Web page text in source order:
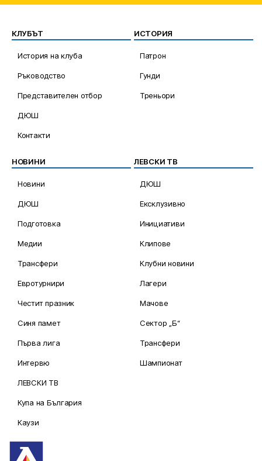
КЛУБЪТ
История на клуба
Ръководство
Представителен отбор
ДЮШ
Контакти
ИСТОРИЯ
Патрон
Гунди
Треньори
НОВИНИ
Новини
ДЮШ
Подготовка
Медии
Трансфери
Евротурнири
Честит празник
Синя памет
Първа лига
Интервю
ЛЕВСКИ ТВ
Купа на България
Каузи
ЛЕВСКИ ТВ
ДЮШ
Ексклузивно
Инициативи
Клипове
Клубни новини
Лагери
Мачове
Сектор „Б“
Трансфери
Шампионат